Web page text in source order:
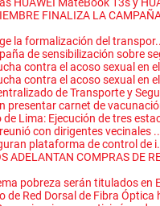
FINALIZA LA
la formalización del
de sensibilización sobre
contra el acoso sexual en
contra el acoso sexual en
de Transporte y
presentar carnet de
de Lima: Ejecución de tres
con dirigentes vecinales
plataforma de control de
ADELANTAN COMPRAS DE
pobreza serán titulados en
de Red Dorsal de Fibra Óptica